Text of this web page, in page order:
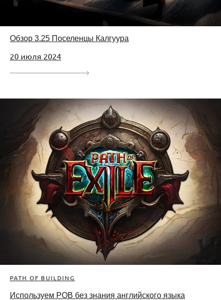
Обзор 3.25 Поселенцы Калгуура
20 июля 2024
PATH OF BUILDING
Используем POB без знания английского языка